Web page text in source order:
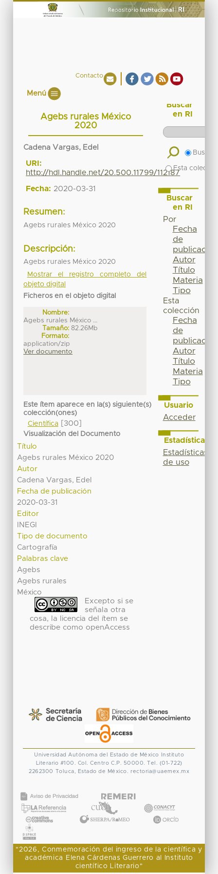
Contacto
Menú
Agebs rurales México
2020
Cadena Vargas, Edel
URI:
http://hdl.handle.net/20.500.11799/112187
Fecha: 2020-03-31
Resumen:
Agebs rurales México 2020
Descripción:
Agebs rurales México 2020
Mostrar el registro completo del
objeto digital
Ficheros en el objeto digital
Nombre:
Agebs rurales México ...
Tamaño: 82.26Mb
Formato:
application/zip
Ver documento
Este ítem aparece en la(s) siguiente(s)
colección(ones)
Científica[300]
Visualización del Documento
Título
Agebs rurales México 2020
Autor
Cadena Vargas, Edel
Fecha de publicación
2020-03-31
Editor
INEGI
Tipo de documento
Cartografía
Palabras clave
Agebs
Agebs rurales
México
Excepto si se
señala otra
cosa, la licencia del ítem se
describe como openAccess
Buscar
en RI
Buscar
Esta
Buscar
en RI
Por
Fecha
de
publicación
Autor
Título
Materia
Tipo
Esta
colección
Fecha
de
publicación
Autor
Título
Materia
Tipo
Usuario
Acceder
Estadísticas
Estadísticas
de uso
Universidad Autónoma del Estado de México
Instituto
Literario #100. Col. Centro C.P. 50000. Tel. (01-722)
2262300 Toluca, Estado de México. rectoria@uaemex.mx
"2026, Conmemoración del ingreso de la científica y
académica Elena Cárdenas Guerrero al Instituto
científico Literario"